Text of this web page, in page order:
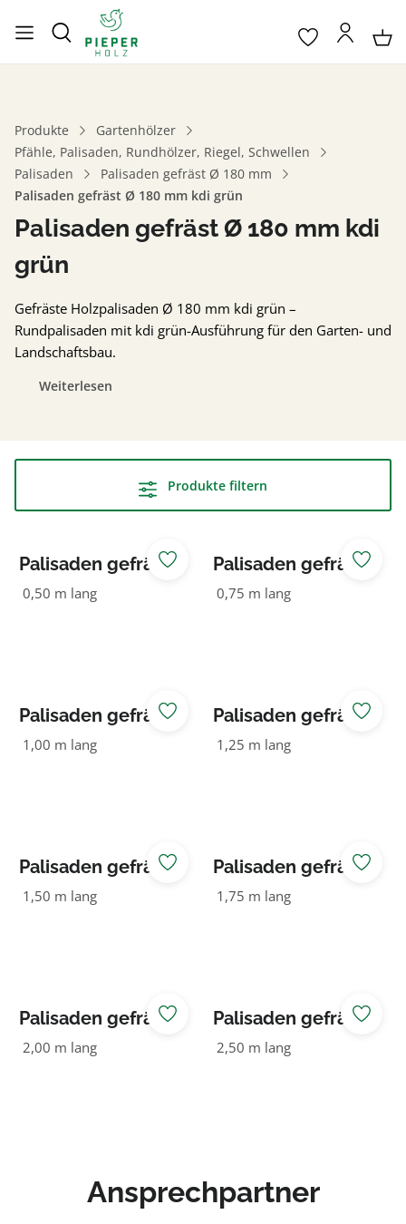
Produkte
Gartenhölzer
Pfähle, Palisaden, Rundhölzer, Riegel, Schwellen
Palisaden
Palisaden gefräst Ø 180 mm
Palisaden gefräst Ø 180 mm kdi grün
Palisaden gefräst Ø 180 mm kdi
grün
Gefräste Holzpalisaden Ø 180 mm kdi grün –
Rundpalisaden mit kdi grün-Ausführung für den Garten- und
Landschaftsbau.
Weiterlesen
Produkte filtern
Palisaden gefräst
180 NADELHOLZ
0,50 m lang
Palisaden gefräst
180 NADELHOLZ
0,75 m lang
Palisaden gefräst
180 NADELHOLZ
1,00 m lang
Palisaden gefräst
180 NADELHOLZ
1,25 m lang
Palisaden gefräst
180 NADELHOLZ
1,50 m lang
Palisaden gefräst
180 NADELHOLZ
1,75 m lang
Palisaden gefräst
180 NADELHOLZ
2,00 m lang
Palisaden gefräst
180 NADELHOLZ
2,50 m lang
Ansprechpartner